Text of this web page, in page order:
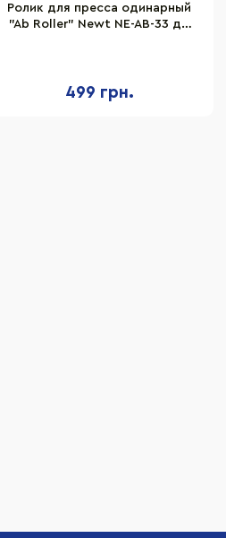
Ролик для пресса одинарный
"Ab Roller" Newt NE-AB-33 до
499 грн.